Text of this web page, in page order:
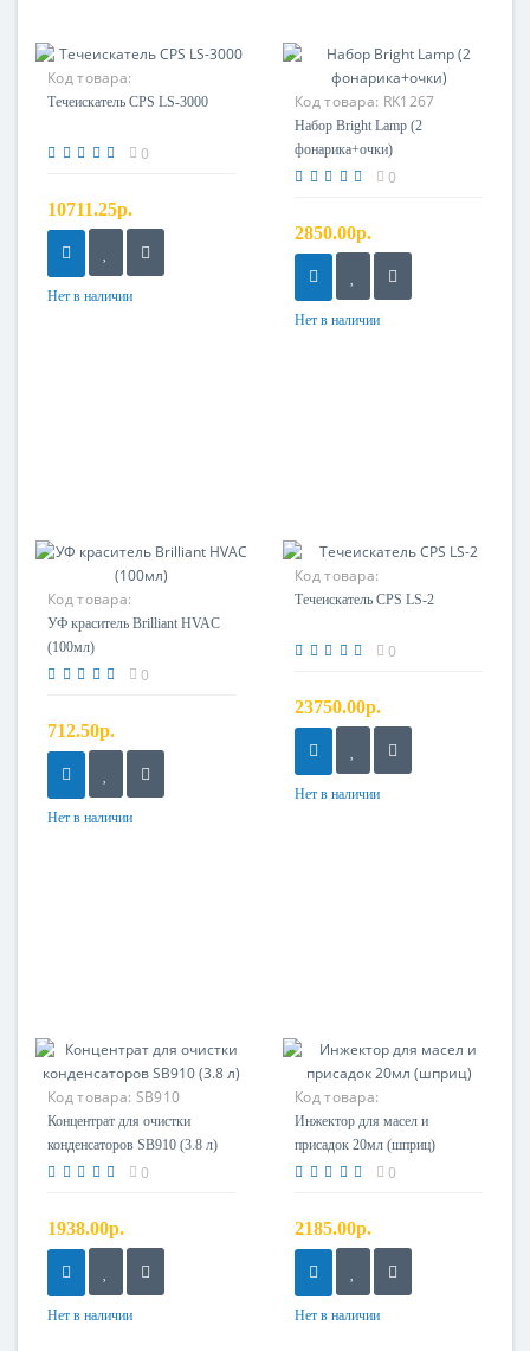
Код товара:
Течеискатель CPS LS-3000
0
10711.25р.
Нет в наличии
Код товара: RK1267
Набор Bright Lamp (2
фонарика+очки)
0
2850.00р.
Нет в наличии
Код товара:
УФ краситель Brilliant HVAC
(100мл)
0
712.50р.
Нет в наличии
Код товара:
Течеискатель CPS LS-2
0
23750.00р.
Нет в наличии
Код товара: SB910
Концентрат для очистки
конденсаторов SB910 (3.8 л)
0
1938.00р.
Нет в наличии
Код товара:
Инжектор для масел и
присадок 20мл (шприц)
0
2185.00р.
Нет в наличии